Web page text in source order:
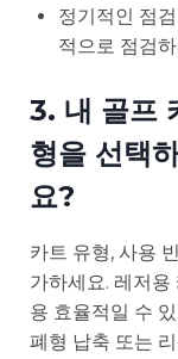
정기적인 점
적으로 점검
3. 내 골프
형을 선택
요?
카트 유형, 사용
가하세요. 레저용
용 효율적일 수
폐형 납축 또는